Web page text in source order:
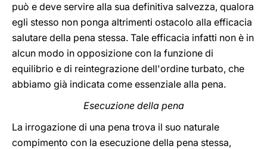
può e deve servire alla sua definitiva salvezza, qualora
egli stesso non ponga altrimenti ostacolo alla efficacia
salutare della pena stessa. Tale efficacia infatti non è in
alcun modo in opposizione con la funzione di
equilibrio e di reintegrazione dell'ordine turbato, che
abbiamo già indicata come essenziale alla pena.
Esecuzione della pena
La irrogazione di una pena trova il suo naturale
compimento con la esecuzione della pena stessa,